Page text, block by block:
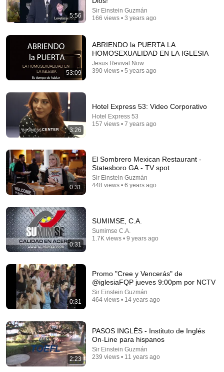
Mr. Opportunity • 972K views
¿Por qué creer en Dios? - Arnold Sierra & Sir
Orange Channel • 44 views
5:56
Sir Einstein Guzmán
166 views • 3 years ago
53:09
ABRIENDO la PUERTA LA
HOMOSEXUALIDAD EN LA IGLESIA
Jesus Revival Now
390 views • 5 years ago
3:26
Hotel Express 53: Video Corporativo
Hotel Express 53
157 views • 7 years ago
0:31
El Sombrero Mexican Restaurant -
Statesboro GA - TV spot
Sir Einstein Guzmán
448 views • 6 years ago
0:31
SUMIMSE, C.A.
Sumimse C.A.
1.7K views • 9 years ago
0:31
Promo "Cree y Vencerás" de
@iglesiaFQP jueves 9:00pm por NCTV
Sir Einstein Guzmán
464 views • 14 years ago
2:23
PASOS INGLÉS - Instituto de Inglés
On-Line para hispanos
Sir Einstein Guzmán
239 views • 11 years ago